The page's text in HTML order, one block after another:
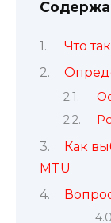
Что
Как
MTU